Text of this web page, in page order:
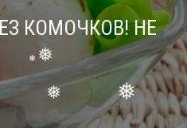
❅
❅
❅
КОМОЧКОВ! НЕ